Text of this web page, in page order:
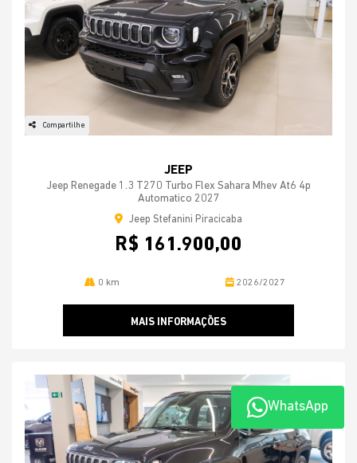
Compartilhe
JEEP
Jeep Renegade 1.3 T270 Turbo Flex Sahara Mhev At6 4p
Automatico 2027
Jeep Stefanini Piracicaba
R$ 161.900,00
0 km 2026/2027
MAIS INFORMAÇÕES
WhatsApp